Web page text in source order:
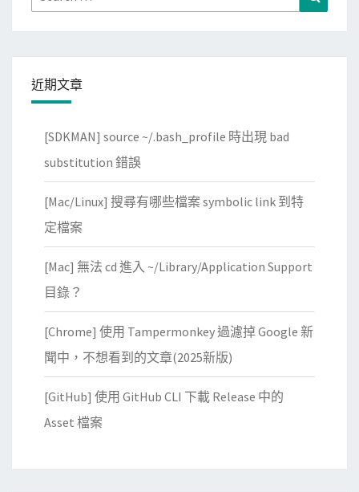
for:
近期文章
[SDKMAN] source ~/.bash_profile 時出現 bad
substitution 錯誤
[Mac/Linux] 搜尋有哪些檔案 symbolic link 到特
定檔案
[Mac] 無法 cd 進入 ~/Library/Application Support
目錄？
[Chrome] 使用 Tampermonkey 過濾掉 Google 新
聞中，不想看到的文章(2025新版)
[GitHub] 使用 GitHub CLI 下載 Release 中的
Asset 檔案